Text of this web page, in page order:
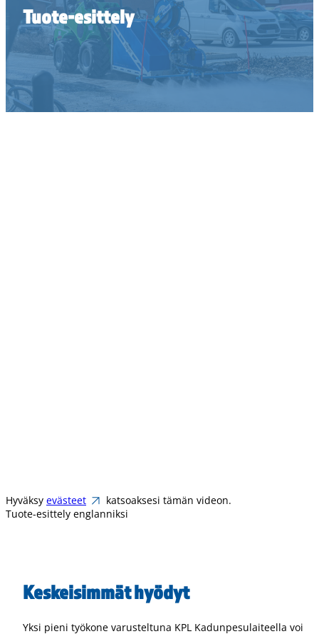
Tuote-esittely
Hyväksy evästeet
katsoaksesi tämän videon.
Tuote-esittely englanniksi
Keskeisimmät hyödyt
Yksi pieni työkone varusteltuna KPL Kadunpesulaiteella voi